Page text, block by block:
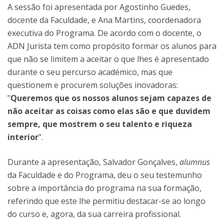
A sessão foi apresentada por Agostinho Guedes,
docente da Faculdade, e Ana Martins, coordenadora
executiva do Programa. De acordo com o docente, o
ADN Jurista tem como propósito formar os alunos para
que não se limitem a aceitar o que lhes é apresentado
durante o seu percurso académico, mas que
questionem e procurem soluções inovadoras:
"Queremos que os nossos alunos sejam capazes de
não aceitar as coisas como elas são e que duvidem
sempre, que mostrem o seu talento e riqueza
interior".
Durante a apresentação, Salvador Gonçalves, alumnus
da Faculdade e do Programa, deu o seu testemunho
sobre a importância do programa na sua formação,
referindo que este lhe permitiu destacar-se ao longo
do curso e, agora, da sua carreira profissional.